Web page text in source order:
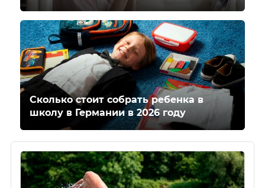
Сколько стоит собрать ребенка в
школу в Германии в 2026 году